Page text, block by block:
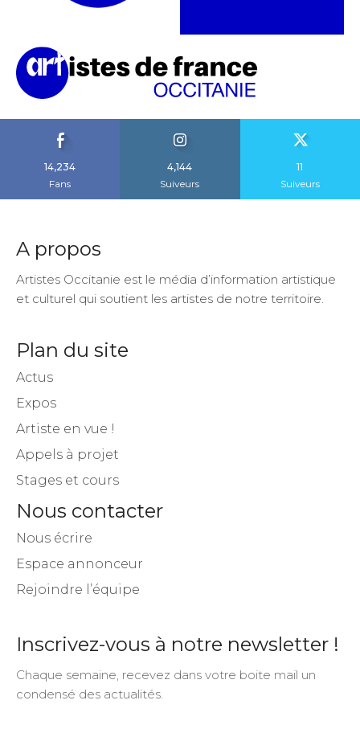
14,234
Fans
4,144
Suiveurs
11
Suiveurs
A propos
Artistes Occitanie est le média d’information artistique
et culturel qui soutient les artistes de notre territoire.
Plan du site
Actus
Expos
Artiste en vue !
Appels à projet
Stages et cours
Nous contacter
Nous écrire
Espace annonceur
Rejoindre l’équipe
Inscrivez-vous à notre newsletter !
Chaque semaine, recevez dans votre boite mail un
condensé des actualités.